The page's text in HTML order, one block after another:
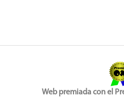
Web premiada con el